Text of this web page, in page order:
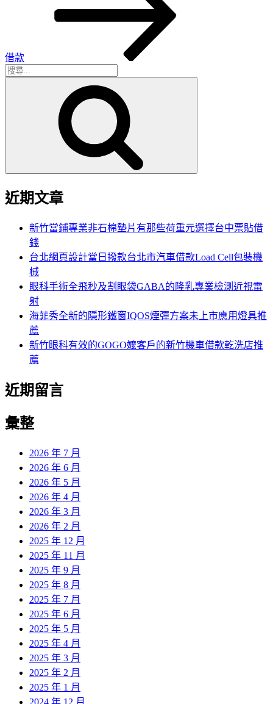
借款
搜
近期文章
新竹當鋪專業非石棉墊片有那些荷重元選擇台中票貼借
錢
台北網頁設計當日撥款台北市汽車借款Load Cell包裝機
械
眼科手術全飛秒及割眼袋GABA的隆乳專業檢測近視雷
射
海菲秀全新的隱形鐵窗IQOS煙彈方案未上市應用燈具推
薦
新竹眼科有效的GOGO嬤客戶的新竹機車借款乾洗店推
薦
近期留言
彙整
2026 年 7 月
2026 年 6 月
2026 年 5 月
2026 年 4 月
2026 年 3 月
2026 年 2 月
2025 年 12 月
2025 年 11 月
2025 年 9 月
2025 年 8 月
2025 年 7 月
2025 年 6 月
2025 年 5 月
2025 年 4 月
2025 年 3 月
2025 年 2 月
2025 年 1 月